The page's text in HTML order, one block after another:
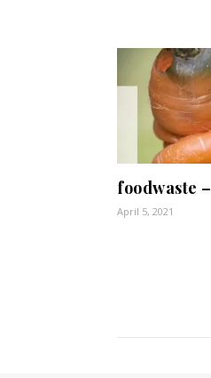
foodwaste
April 5, 2021